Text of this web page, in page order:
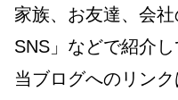
家族、お友達、会社
SNS」などで紹介し
当ブログへのリン